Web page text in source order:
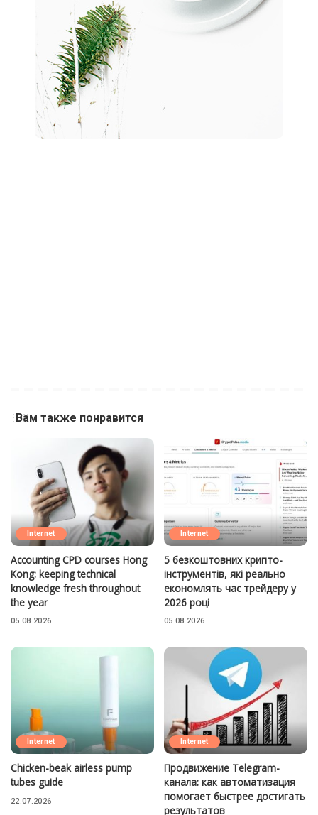
Вам также понравится
Internet
Accounting CPD courses Hong
Kong: keeping technical
knowledge fresh throughout
the year
05.08.2026
Internet
5 безкоштовних крипто-
інструментів, які реально
економлять час трейдеру у
2026 році
05.08.2026
Internet
Chicken-beak airless pump
tubes guide
22.07.2026
Internet
Продвижение Telegram-
канала: как автоматизация
помогает быстрее достигать
результатов